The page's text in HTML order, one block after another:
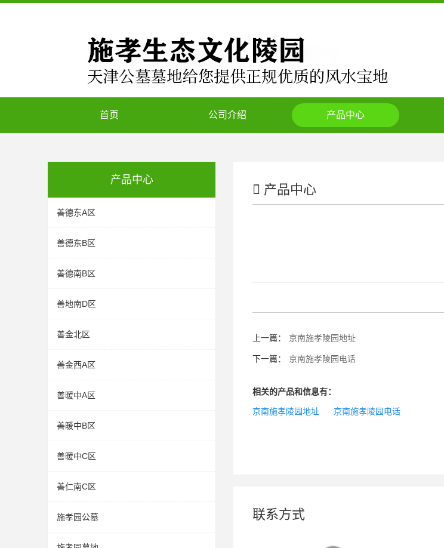
首页 公司介绍 产品中心
产品中心
善德东A区
善德东B区
善德南B区
善地南D区
善金北区
善金西A区
善暖中A区
善暖中B区
善暖中C区
善仁南C区
施孝园公墓
产品中心
上一篇： 京南施孝陵园地址
下一篇： 京南施孝陵园电话
相关的产品和信息有：
京南施孝陵园地址 京南施孝陵园电话
联系方式